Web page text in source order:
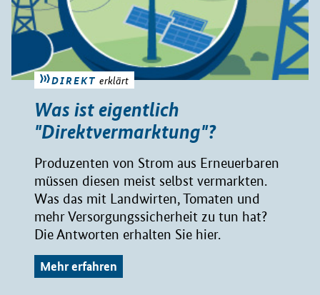
DIREKT erklärt
Was ist eigentlich
"Direktvermarktung"?
Produzenten von Strom aus Erneuerbaren
müssen diesen meist selbst vermarkten.
Was das mit Landwirten, Tomaten und
mehr Versorgungssicherheit zu tun hat?
Die Antworten erhalten Sie hier.
Mehr erfahren